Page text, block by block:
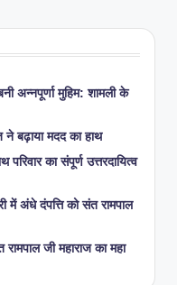
अन्नपूर्णा मुहिम: शामली के
ने बढ़ाया मदद का हाथ
का संपूर्ण उत्तरदायित्व
में अंधे दंपत्ति को संत रामपाल
जी महाराज का महा